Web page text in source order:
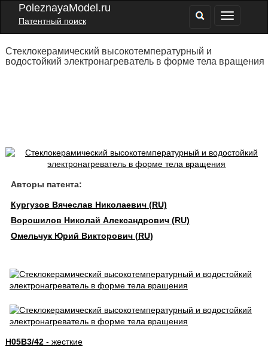
PoleznayaModel.ru
Патентный поиск
Стеклокерамический высокотемпературный и
водостойкий электронагреватель в форме тела вращения
Авторы патента:
Кургузов Вячеслав Николаевич (RU)
Ворошилов Николай Александрович (RU)
Омельчук Юрий Викторович (RU)
H05B3/42- жесткие